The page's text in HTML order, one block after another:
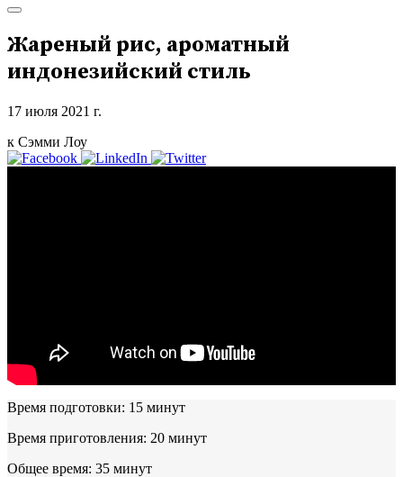
Жареный рис, ароматный
индонезийский стиль
17 июля 2021 г.
к Сэмми Лоу
Время подготовки: 15 минут
Время приготовления: 20 минут
Общее время: 35 минут